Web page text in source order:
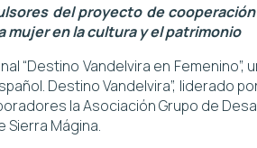
del proyecto de
mujer en la cultura y el patrimonio
“Destino Vandelvira en
Destino Vandelvira”, liderado
la Asociación Grupo de
Sierra Mágina.